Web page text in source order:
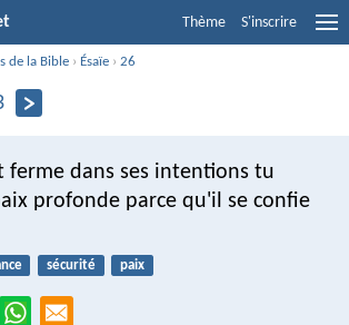
Thème S'inscrire
de la Bible › Ésaïe ›26
ferme dans ses intentions tu
profonde parce qu'il se confie
sécurité paix